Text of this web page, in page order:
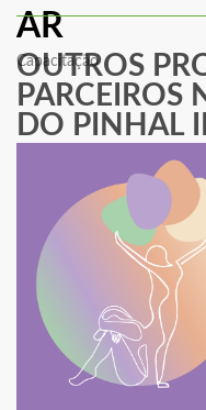
AR
Capacitação
OUTROS
PARCEIROS
DO PINHAL